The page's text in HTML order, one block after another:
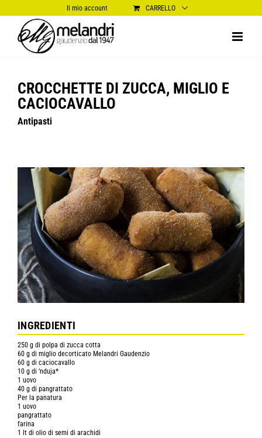
al
contenuto
Il mio account CARRELLO
CROCCHETTE DI ZUCCA, MIGLIO E
CACIOCAVALLO
Antipasti
INGREDIENTI
250 g di polpa di zucca cotta
60 g di miglio decorticato Melandri Gaudenzio
60 g di caciocavallo
10 g di ‘nduja*
1 uovo
40 g di pangrattato
Per la panatura
1 uovo
pangrattato
farina
1 lt di olio di semi di arachidi